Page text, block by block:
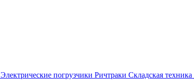
Электрические погрузчики Ричтраки Складская техника